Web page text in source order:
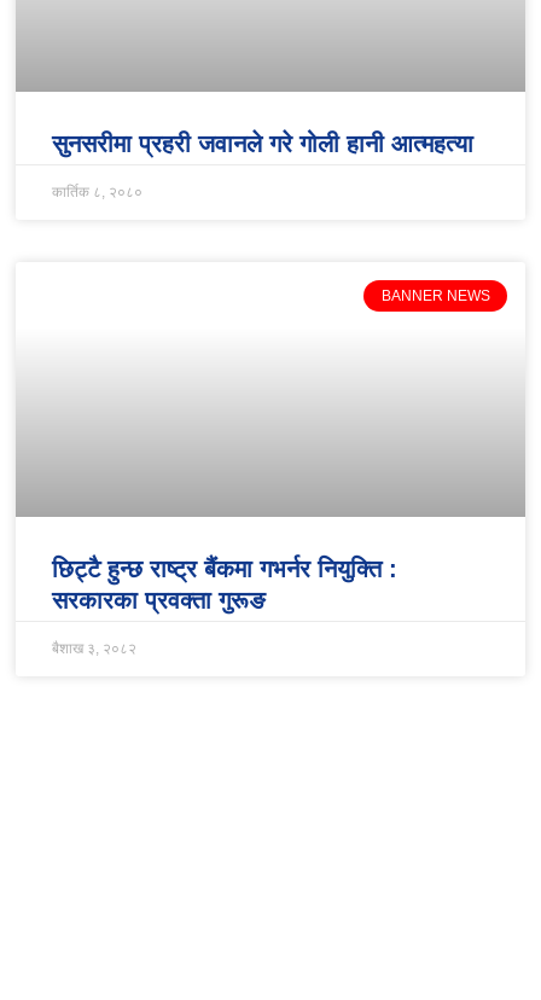
सुनसरीमा प्रहरी जवानले गरे गोली हानी आत्महत्या
कार्तिक ८, २०८०
BANNER NEWS
छिट्टै हुन्छ राष्ट्र बैंकमा गभर्नर नियुक्ति :
सरकारका प्रवक्ता गुरूङ
बैशाख ३, २०८२